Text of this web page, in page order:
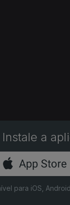
Instale a
para iOS,